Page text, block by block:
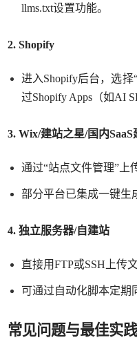
llms.txt设置功能。
2. Shopify
进入Shopify后台，选择
过Shopify Apps（如AI
3. Wix/建站之星/国内SaaS
通过“站点文件管理”上
部分平台已集成一键生
4. 独立服务器/自建站
直接用FTP或SSH上传
可通过自动化脚本定期
常见问题与最佳实